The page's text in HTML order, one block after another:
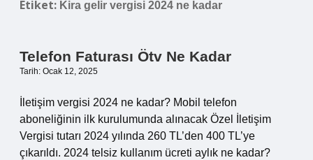
Etiket: Kira gelir vergisi 2024 ne kadar
Telefon Faturası Ötv Ne Kadar
Tarih: Ocak 12, 2025
İletişim vergisi 2024 ne kadar? Mobil telefon
aboneliğinin ilk kurulumunda alınacak Özel İletişim
Vergisi tutarı 2024 yılında 260 TL’den 400 TL’ye
çıkarıldı. 2024 telsiz kullanım ücreti aylık ne kadar?